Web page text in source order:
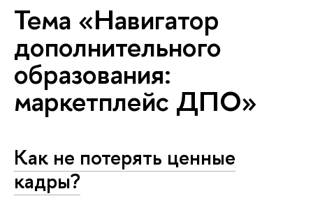
Тема «Навигатор
дополнительного
образования:
маркетплейс ДПО»
Как не потерять ценные
кадры?